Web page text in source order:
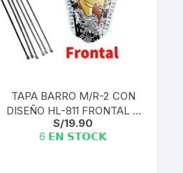
TAPA BARRO M/R-2 CON
DISEÑO HL-811 FRONTAL +
CINTAS
S/19.90
6 𝗘𝗡 𝗦𝗧𝗢𝗖𝗞